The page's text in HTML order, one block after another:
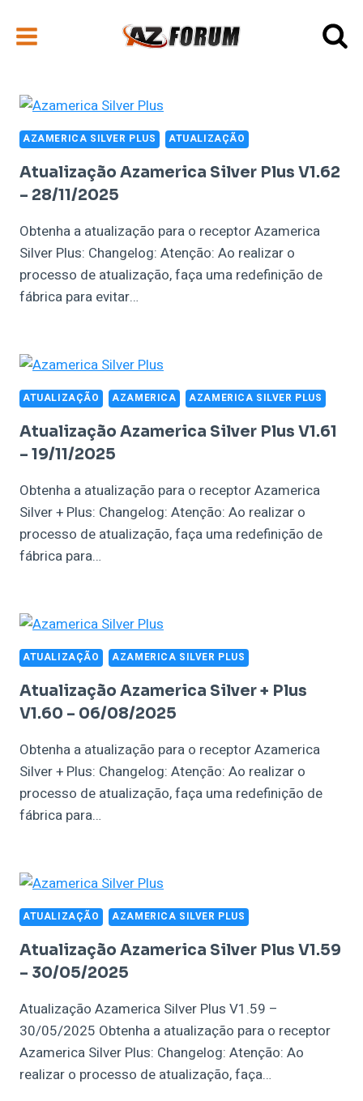
para
AZAMERICA SILVER PLUS ATUALIZAÇÃO
Atualização Azamerica Silver Plus V1.62
– 28/11/2025
Obtenha a atualização para o receptor Azamerica
Silver Plus: Changelog: Atenção: Ao realizar o
processo de atualização, faça uma redefinição de
fábrica para evitar…
ATUALIZAÇÃO AZAMERICA AZAMERICA SILVER PLUS
Atualização Azamerica Silver Plus V1.61
– 19/11/2025
Obtenha a atualização para o receptor Azamerica
Silver + Plus: Changelog: Atenção: Ao realizar o
processo de atualização, faça uma redefinição de
fábrica para…
ATUALIZAÇÃO AZAMERICA SILVER PLUS
Atualização Azamerica Silver + Plus
V1.60 – 06/08/2025
Obtenha a atualização para o receptor Azamerica
Silver + Plus: Changelog: Atenção: Ao realizar o
processo de atualização, faça uma redefinição de
fábrica para…
ATUALIZAÇÃO AZAMERICA SILVER PLUS
Atualização Azamerica Silver Plus V1.59
– 30/05/2025
Atualização Azamerica Silver Plus V1.59 –
30/05/2025 Obtenha a atualização para o receptor
Azamerica Silver Plus: Changelog: Atenção: Ao
realizar o processo de atualização, faça…